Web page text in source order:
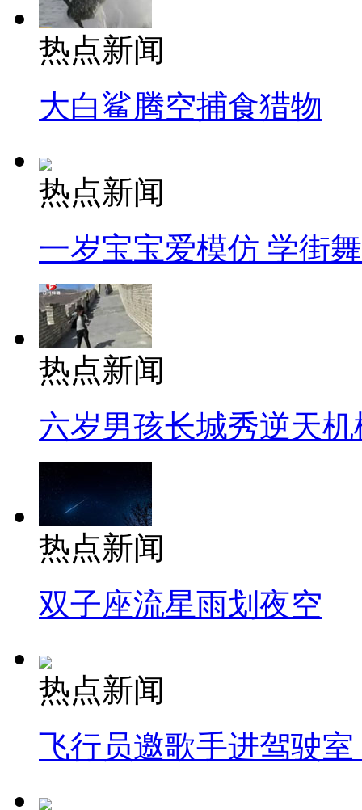
热点新闻
大白鲨腾空捕食猎物
热点新闻
一岁宝宝爱模仿 学街
热点新闻
六岁男孩长城秀逆天机
热点新闻
双子座流星雨划夜空
热点新闻
飞行员邀歌手进驾驶